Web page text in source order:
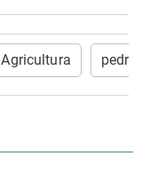
Agricultura